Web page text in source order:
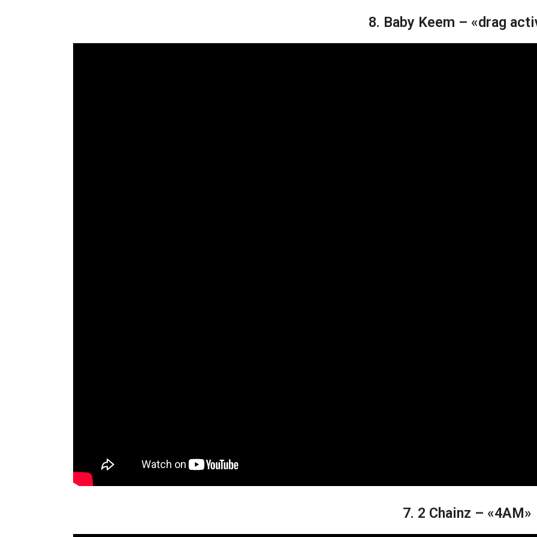
8. Baby Keem – «drag
7. 2 Chainz – «4AM»